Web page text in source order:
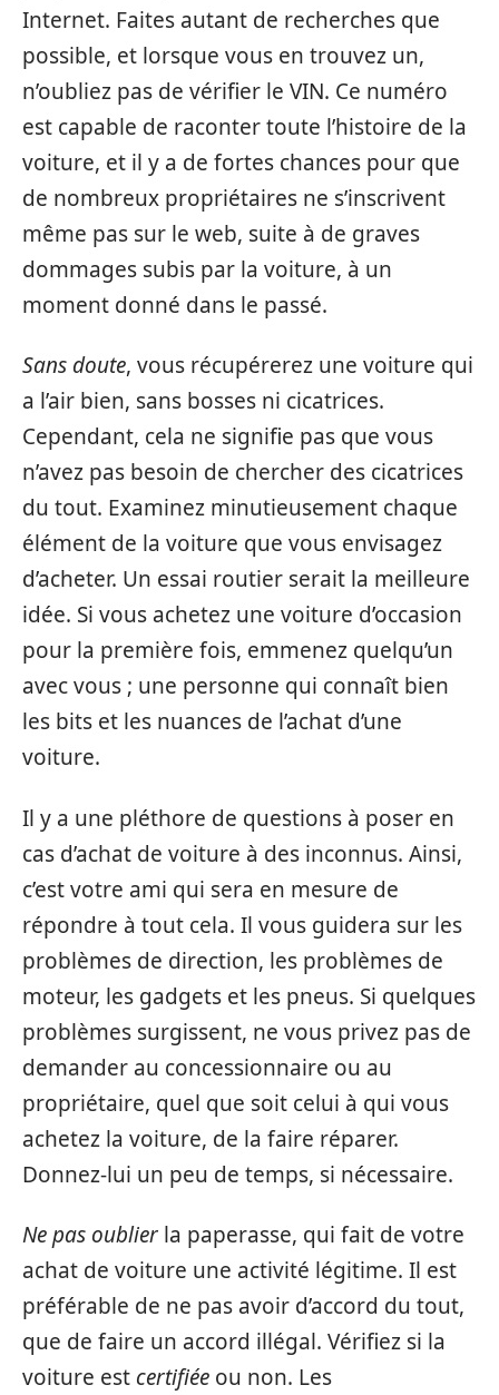
Internet. Faites autant de recherches que
possible, et lorsque vous en trouvez un,
n’oubliez pas de vérifier le VIN. Ce numéro
est capable de raconter toute l’histoire de la
voiture, et il y a de fortes chances pour que
de nombreux propriétaires ne s’inscrivent
même pas sur le web, suite à de graves
dommages subis par la voiture, à un
moment donné dans le passé.
Sans doute, vous récupérerez une voiture qui
a l’air bien, sans bosses ni cicatrices.
Cependant, cela ne signifie pas que vous
n’avez pas besoin de chercher des cicatrices
du tout. Examinez minutieusement chaque
élément de la voiture que vous envisagez
d’acheter. Un essai routier serait la meilleure
idée. Si vous achetez une voiture d’occasion
pour la première fois, emmenez quelqu’un
avec vous ; une personne qui connaît bien
les bits et les nuances de l’achat d’une
voiture.
Il y a une pléthore de questions à poser en
cas d’achat de voiture à des inconnus. Ainsi,
c’est votre ami qui sera en mesure de
répondre à tout cela. Il vous guidera sur les
problèmes de direction, les problèmes de
moteur, les gadgets et les pneus. Si quelques
problèmes surgissent, ne vous privez pas de
demander au concessionnaire ou au
propriétaire, quel que soit celui à qui vous
achetez la voiture, de la faire réparer.
Donnez-lui un peu de temps, si nécessaire.
Ne pas oublier la paperasse, qui fait de votre
achat de voiture une activité légitime. Il est
préférable de ne pas avoir d’accord du tout,
que de faire un accord illégal. Vérifiez si la
voiture est certifiée ou non. Les